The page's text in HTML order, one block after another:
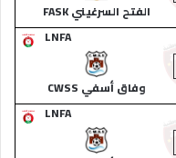
الفتح السرغيني FASK
LNFA
وفاق أسفي CWSS
LNFA